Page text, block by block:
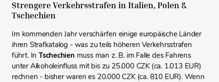
Strengere Verkehrsstrafen in Italien, Polen &
Tschechien
Im kommenden Jahr verschärfen einige europäische Länder
ihren Strafkatalog - was zu teils höheren Verkehrsstrafen
führt. In Tschechien muss man z. B. im Falle des Fahrens
unter Alkoholeinfluss mit bis zu 25.000 CZK (ca. 1.013 EUR)
rechnen - bisher waren es 20.000 CZK (ca. 810 EUR). Wenn